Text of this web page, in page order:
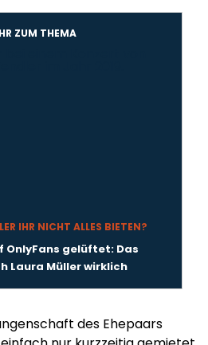
ZUM THEMA
IHR NICHT ALLES BIETEN?
OnlyFans gelüftet: Das
Laura Müller wirklich
des Ehepaars